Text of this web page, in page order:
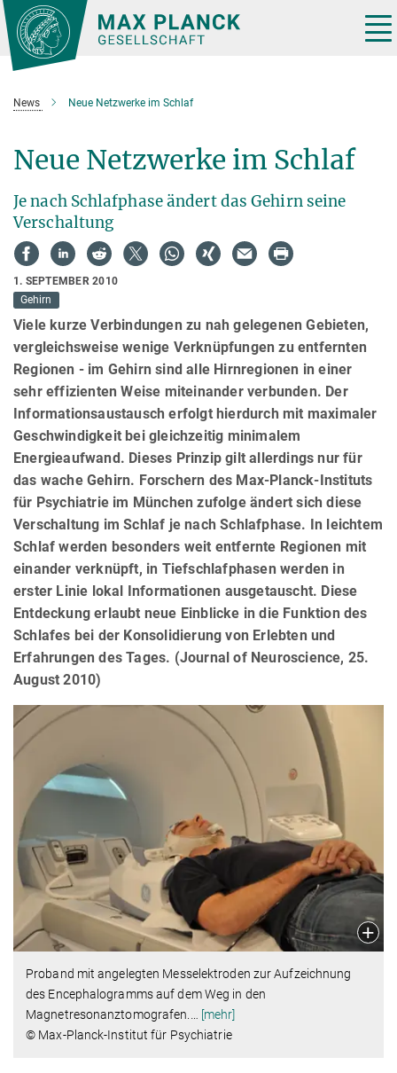
Hauptinhalt
News Neue Netzwerke im Schlaf
Neue Netzwerke im Schlaf
Je nach Schlafphase ändert das Gehirn seine
Verschaltung
1. SEPTEMBER 2010
Gehirn
Viele kurze Verbindungen zu nah gelegenen Gebieten,
vergleichsweise wenige Verknüpfungen zu entfernten
Regionen - im Gehirn sind alle Hirnregionen in einer
sehr effizienten Weise miteinander verbunden. Der
Informationsaustausch erfolgt hierdurch mit maximaler
Geschwindigkeit bei gleichzeitig minimalem
Energieaufwand. Dieses Prinzip gilt allerdings nur für
das wache Gehirn. Forschern des Max-Planck-Instituts
für Psychiatrie im München zufolge ändert sich diese
Verschaltung im Schlaf je nach Schlafphase. In leichtem
Schlaf werden besonders weit entfernte Regionen mit
einander verknüpft, in Tiefschlafphasen werden in
erster Linie lokal Informationen ausgetauscht. Diese
Entdeckung erlaubt neue Einblicke in die Funktion des
Schlafes bei der Konsolidierung von Erlebten und
Erfahrungen des Tages. (Journal of Neuroscience, 25.
August 2010)
Proband mit angelegten Messelektroden zur Aufzeichnung
des Encephalogramms auf dem Weg in den
Magnetresonanztomografen.
[mehr]
© Max-Planck-Institut für Psychiatrie